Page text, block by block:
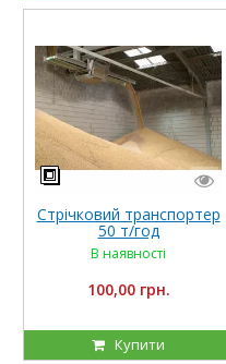
Стрічковий транспортер
50 т/год
В наявності
100,00 грн.
Купити